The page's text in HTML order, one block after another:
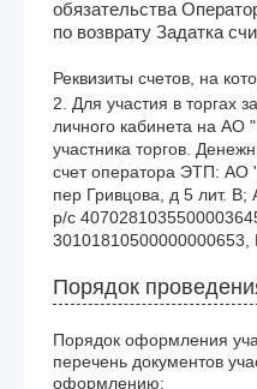
обязательства
по возврату Задатка
Реквизиты счетов, на
2. Для участия в торгах
личного кабинета на АО
участника торгов.
счет оператора ЭТП: АО
пер Гривцова, д 5 лит.
р/с
30101810500000000653,
Порядок
Порядок оформления
перечень документов
оформлению: